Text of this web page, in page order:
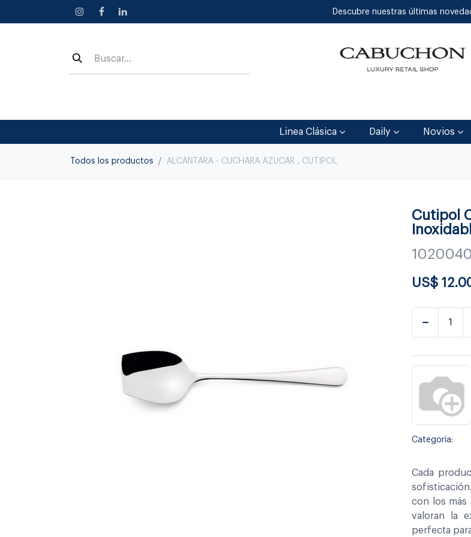
Descubre nuestras últimas
Linea Clásica Daily Novios
Todos los productos ALCANTARA - CUCHARA AZUCAR , CUTIPOL
Cutipol
US$
Categoría:
Cada
con los más
valoran la
perfecta